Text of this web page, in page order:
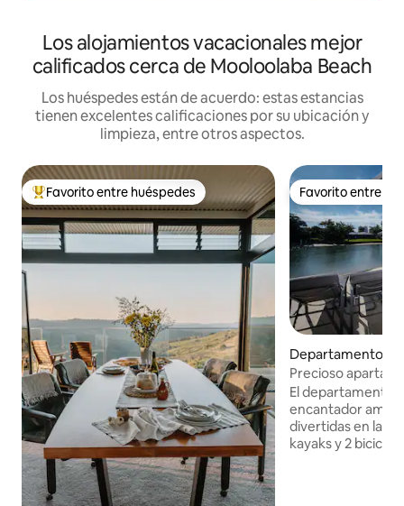
Los alojamientos vacacionales mejor
calificados cerca de Mooloolaba Beach
Los huéspedes están de acuerdo: estas estancias
tienen excelentes calificaciones por su ubicación y
limpieza, entre otros aspectos.
De los mejores en Favorito entre huéspedes
Favorito entre huéspedes Favorito entre
Favorito entre
Departamento
ba
Precioso
El departamento
encantador
divertidas en la
kayaks y 2